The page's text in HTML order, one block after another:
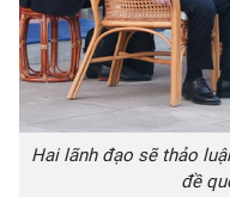
Hai lãnh đạo sẽ thảo
đề